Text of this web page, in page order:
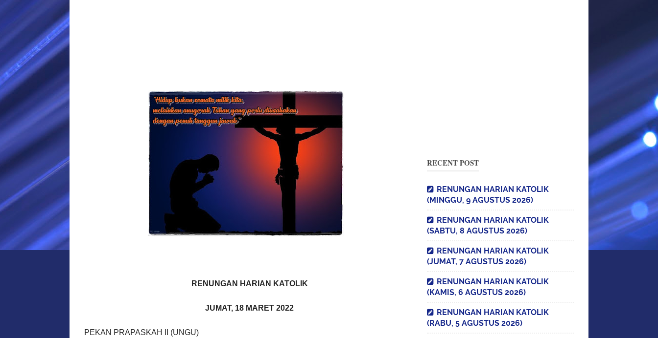
RENUNGAN HARIAN KATOLIK
JUMAT, 18 MARET 2022
PEKAN PRAPASKAH II (UNGU)
RECENT POST
RENUNGAN HARIAN KATOLIK
(MINGGU, 9 AGUSTUS 2026)
RENUNGAN HARIAN KATOLIK
(SABTU, 8 AGUSTUS 2026)
RENUNGAN HARIAN KATOLIK
(JUMAT, 7 AGUSTUS 2026)
RENUNGAN HARIAN KATOLIK
(KAMIS, 6 AGUSTUS 2026)
RENUNGAN HARIAN KATOLIK
(RABU, 5 AGUSTUS 2026)